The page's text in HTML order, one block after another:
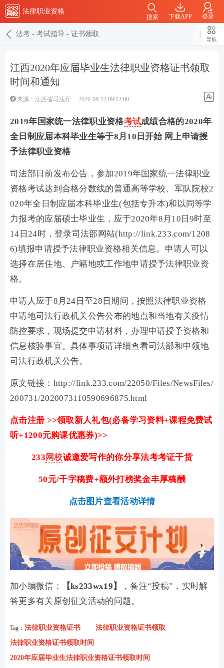
法律职业资格
下载APP 登录
搜索
法考 - 考试指导 - 证书领取
导航
江西2020年应届毕业生法律职业资格证书领取
时间和通知
来源：江西省司法厅 2020-08-12 09:12:00
2019年国家统一法律职业资格考试成绩合格的2020年
全日制应届本科毕业生等于8月10日开始 网上申请授
予法律职业资格
司法部日前发布公告，参加2019年国家统一法律职业
资格考试达到合格分数线的普通高等学校、军队院校2
020年全日制应届本科毕业生(包括专升本)和以同等学
力报考的应届硕士毕业生，应于2020年8月10日9时至
14日24时，登录司法部网站(http://link.233.com/1208
6)填报申请授予法律职业资格相关信息。申请人可以
选择在居住地、户籍地或工作地申请授予法律职业资
格。
申请人应于8月24日至28日期间，按照法律职业资格
申请地司法行政机关公告公布的地点和当地有关疫情
防控要求，现场提交申请材料，办理申请授予资格和
信息核验事宜。具体事项请详细查看司法部和申领地
司法行政机关公告。
原文链接：http://link.233.com/22050/Files/NewsFiles/
200731/2020073110590696875.html
点击注册 >>领取新人礼包(必备学习资料+课程免费试
听+1200元购课优惠券)>>
233 网校诚邀爱写作的你分享法考考证干货
50元/千字稿费+额外打榜奖金丰厚稿酬
点击图片查看活动详情
加小编微信： 【ks233wx19】
，备注“投稿”，实时解
答更多有关原创征文活动的问题。
Tag： 法律职业资格证书
法律职业资格证书领取
法律职业资格证书领取时间
2020年应届毕业生法律职业资格证书领取时间